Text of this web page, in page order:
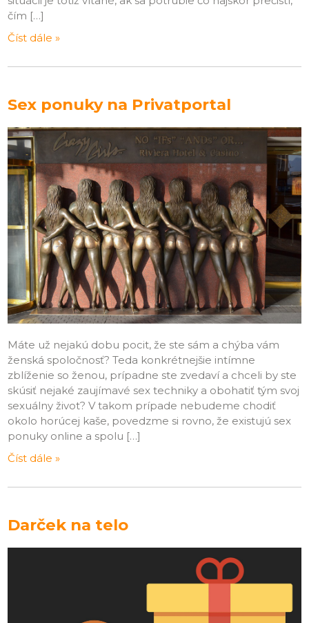
čím […]
Číst dále »
Sex ponuky na Privatportal
Máte už nejakú dobu pocit, že ste sám a chýba vám
ženská spoločnosť? Teda konkrétnejšie intímne
zblíženie so ženou, prípadne ste zvedaví a chceli by ste
skúsiť nejaké zaujímavé sex techniky a obohatiť tým svoj
sexuálny život? V takom prípade nebudeme chodiť
okolo horúcej kaše, povedzme si rovno, že existujú sex
ponuky online a spolu […]
Číst dále »
Darček na telo